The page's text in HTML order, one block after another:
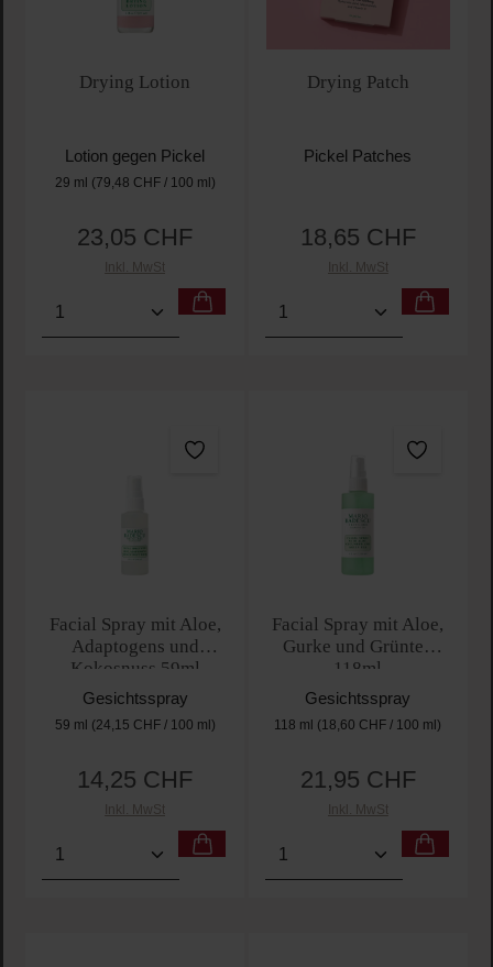
Drying Lotion
Lotion gegen Pickel
29 ml (79,48 CHF / 100 ml)
Regulärer Preis:
23,05 CHF
Inkl. MwSt
Produkt Anzahl: Gib den gewünschten Wert ein
Drying Patch
Pickel Patches
Regulärer Preis:
18,65 CHF
Inkl. MwSt
Produkt Anzahl: Gib
Facial Spray mit Aloe,
Adaptogens und
Kokosnuss 59ml
Gesichtsspray
59 ml (24,15 CHF / 100 ml)
Regulärer Preis:
14,25 CHF
Inkl. MwSt
Produkt Anzahl: Gib den gewünschten Wert ein
Facial Spray mit Aloe,
Gurke und Grüntee
118ml
Gesichtsspray
118 ml (18,60 CHF / 100 ml)
Regulärer Preis:
21,95 CHF
Inkl. MwSt
Produkt Anzahl: Gib